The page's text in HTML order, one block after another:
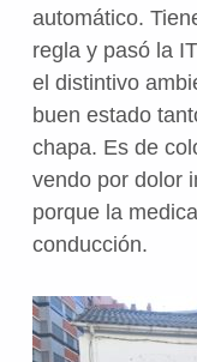
automático.
regla y pasó la
el distintivo
buen estado
chapa. Es de
vendo por dolor
porque la
conducción.